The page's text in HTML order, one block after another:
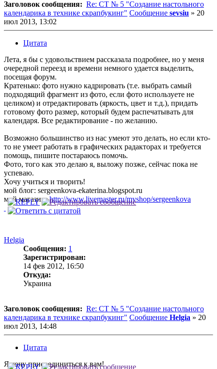
Заголовок сообщения: Re: СТ № 5 "Создание настольного
календарика в технике скрапбукинг" Сообщение sevsiu » 20
июл 2013, 13:02
Цитата
Лета, я бы с удовольствием рассказала подробнее, но у меня
очередной переезд и времени немного удается выделить,
посещая форум.
Кратенько: фото нужно кадрировать (т.е. выбрать самый
подходящий фрагмент из фото, если фото используете не
целиком) и отредактировать (яркость, цвет и т.д.), придать
готовому фото размер, который будем распечатывать для
календаря. Все редактирование - по желанию.
Возможно большинство из нас умеют это делать, но если кто-
то не умеет работать в графических радакторах и требуется
помощь, пишите постараюсь помочь.
Фото, того как это делаю я, выложу позже, сейчас пока не
успеваю.
Хочу учиться и творить!
мой блог: sergeenkova-ekaterina.blogspot.ru
мой магазин:http://www.livemaster.ru/myshop/sergeenkova
Helgia
Сообщения: 1
Зарегистрирован:
14 фев 2012, 16:50
Откуда:
Украина
Заголовок сообщения: Re: СТ № 5 "Создание настольного
календарика в технике скрапбукинг" Сообщение Helgia » 20
июл 2013, 14:48
Цитата
Я хочу присоединиться к вам!